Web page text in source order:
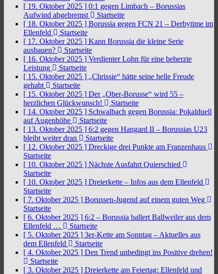
[ 19. Oktober 2025 ] 0:1 gegen Limbach – Borussias
Aufwind abgebremst
Startseite
[ 18. Oktober 2025 ] Borussia gegen FCN 21 – Derbytime im
Ellenfeld
Startseite
[ 17. Oktober 2025 ] Kann Borussia die kleine Serie
ausbauen?
Startseite
[ 16. Oktober 2025 ] Verdienter Lohn für eine beherzte
Leistung
Startseite
[ 15. Oktober 2025 ] „Chrissie“ hätte seine helle Freude
gehabt
Startseite
[ 15. Oktober 2025 ] Der „Ober-Borusse“ wird 55 –
herzlichen Glückwunsch!
Startseite
[ 14. Oktober 2025 ] Schwalbach gegen Borussia: Pokalduell
auf Augenhöhe
Startseite
[ 13. Oktober 2025 ] 6:2 gegen Hangard II – Borussias U23
bleibt weiter dran
Startseite
[ 12. Oktober 2025 ] Dreckige drei Punkte am Franzenhaus
Startseite
[ 10. Oktober 2025 ] Nächste Ausfahrt Quierschied
Startseite
[ 10. Oktober 2025 ] Dreierkette – Infos aus dem Ellenfeld
Startseite
[ 7. Oktober 2025 ] Borussen-Jugend auf einem guten Weg
Startseite
[ 6. Oktober 2025 ] 6:2 – Borussia ballert Ballweiler aus dem
Ellenfeld …
Startseite
[ 5. Oktober 2025 ] 3er-Kette am Sonntag – Aktuelles aus
dem Ellenfeld
Startseite
[ 4. Oktober 2025 ] Den Trend unbedingt ins Positive drehen!
Startseite
[ 3. Oktober 2025 ] Dreierkette am Feiertag: Ellenfeld und